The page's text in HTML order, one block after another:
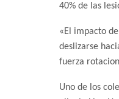
40% de las
«El impacto
deslizarse
fuerza
Uno de los